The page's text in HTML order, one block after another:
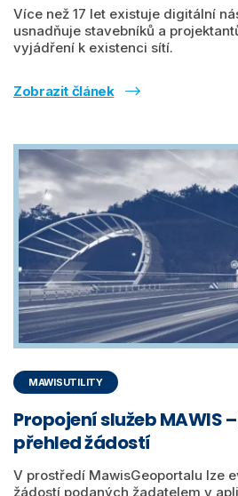
Více než 17 let existuje digitální
usnadňuje stavebníků a
vyjádření k existenci sítí.
Zobrazit článek
MAWISUTILITY
Propojení služeb MAWIS
přehled žádostí
V prostředí MawisGeoportalu lze
žádostí podaných žadatelem v